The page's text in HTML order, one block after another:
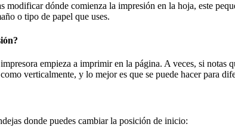
modificar dónde comienza la impresión en la hoja, este
o tipo de papel que uses.
empieza a imprimir en la página. A veces, si
verticalmente, y lo mejor es que se puede hacer para
donde puedes cambiar la posición de inicio: